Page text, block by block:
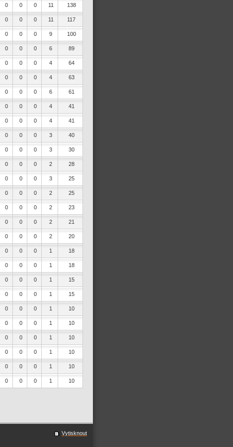
0 0 0 11 138
0 0 0 11 117
0 0 0 9 100
0 0 0 6 89
0 0 0 4 64
0 0 0 4 63
0 0 0 6 61
0 0 0 4 41
0 0 0 4 41
0 0 0 3 40
0 0 0 3 30
0 0 0 2 28
0 0 0 3 25
0 0 0 2 25
0 0 0 2 23
0 0 0 2 21
0 0 0 2 20
0 0 0 1 18
0 0 0 1 18
0 0 0 1 15
0 0 0 1 15
0 0 0 1 10
0 0 0 1 10
0 0 0 1 10
0 0 0 1 10
0 0 0 1 10
0 0 0 1 10
Vytisknout